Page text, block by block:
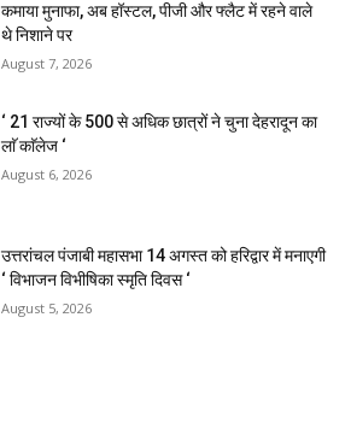
कमाया मुनाफा, अब हॉस्टल, पीजी और फ्लैट में रहने वाले
थे निशाने पर
August 7, 2026
‘ 21 राज्यों के 500 से अधिक छात्रों ने चुना देहरादून का
लाॅ काॅलेज ‘
August 6, 2026
उत्तरांचल पंजाबी महासभा 14 अगस्त को हरिद्वार में मनाएगी
‘ विभाजन विभीषिका स्मृति दिवस ‘
August 5, 2026